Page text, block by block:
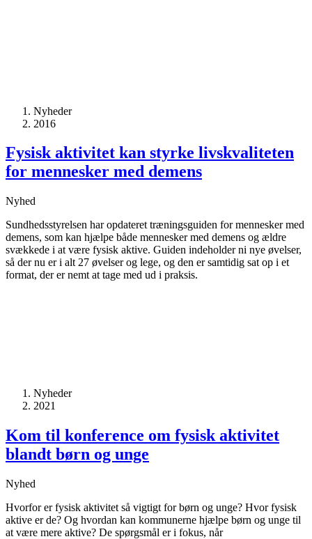
Nyheder
2016
Fysisk aktivitet kan styrke livskvaliteten
for mennesker med demens
Nyhed
Sundhedsstyrelsen har opdateret træningsguiden for mennesker med
demens, som kan hjælpe både mennesker med demens og ældre
svækkede i at være fysisk aktive. Guiden indeholder ni nye øvelser,
så der nu er i alt 27 øvelser og lege, og den er samtidig sat op i et
format, der er nemt at tage med ud i praksis.
Nyheder
2021
Kom til konference om fysisk aktivitet
blandt børn og unge
Nyhed
Hvorfor er fysisk aktivitet så vigtigt for børn og unge? Hvor fysisk
aktive er de? Og hvordan kan kommunerne hjælpe børn og unge til
at være mere aktive? De spørgsmål er i fokus, når